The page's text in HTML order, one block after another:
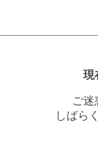
現
ご迷
しばら